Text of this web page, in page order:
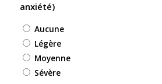
anxiété)
Aucune
Légère
Moyenne
Sévère